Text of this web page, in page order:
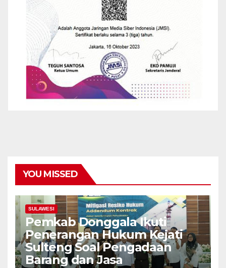
YOU MISSED
SULAWESI
Pemkab Donggala Ikuti
Penerangan Hukum Kejati
Sulteng Soal Pengadaan
Barang dan Jasa